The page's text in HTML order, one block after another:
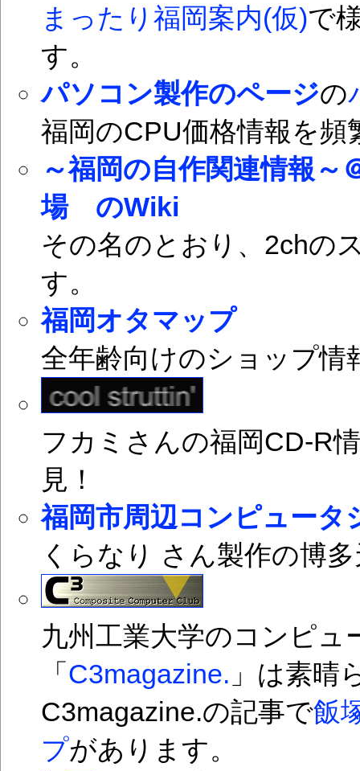
まったり福岡案内(仮)で
す。
パソコン製作のページの
福岡のCPU価格情報を
～福岡の自作関連情報
場 のWiki
その名のとおり、2chの
す。
福岡オタマップ
全年齢向けのショップ情
フカミさんの福岡CD-R
見！
福岡市周辺コンピュータ
くらなり さん製作の博
九州工業大学のコンピュ
「 C3magazine. 」は素晴
C3magazine.の記事で飯
プがあります。